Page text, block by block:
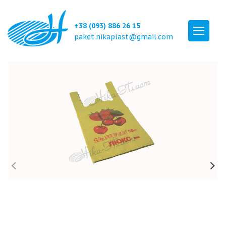
+38 (093) 886 26 15
paket.nikaplast@gmail.com